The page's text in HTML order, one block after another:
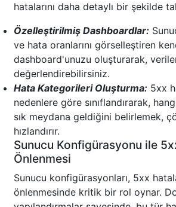
hatalarını daha detaylı bir şekilde
Özelleştirilmiş Dashboardlar:
ve hata oranlarını görselleştiren
dashboard'unuzu oluşturarak,
değerlendirebilirsiniz.
Hata Kategorileri Oluşturma: 5xx
nedenlere göre sınıflandırarak,
sık meydana geldiğini belirlemek,
hızlandırır.
Sunucu Konfigürasyonu ile
Önlenmesi
Sunucu konfigürasyonları, 5xx
önlenmesinde kritik bir rol oynar.